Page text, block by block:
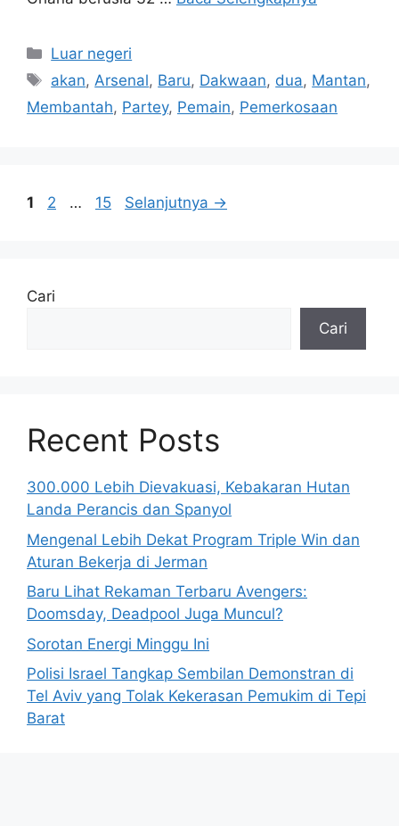
Kategori
Luar negeri
Tag
akan,Arsenal, Baru, Dakwaan, dua, Mantan,
Membantah, Partey, Pemain, Pemerkosaan
Halaman
1 Halaman
2 … Halaman
15 Selanjutnya →
Cari
Cari
Recent Posts
300.000 Lebih Dievakuasi, Kebakaran Hutan
Landa Perancis dan Spanyol
Mengenal Lebih Dekat Program Triple Win dan
Aturan Bekerja di Jerman
Baru Lihat Rekaman Terbaru Avengers:
Doomsday, Deadpool Juga Muncul?
Sorotan Energi Minggu Ini
Polisi Israel Tangkap Sembilan Demonstran di
Tel Aviv yang Tolak Kekerasan Pemukim di Tepi
Barat